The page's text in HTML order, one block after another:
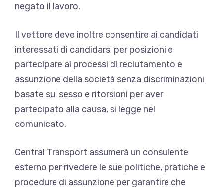
negato il lavoro.
Il vettore deve inoltre consentire ai candidati
interessati di candidarsi per posizioni e
partecipare ai processi di reclutamento e
assunzione della società senza discriminazioni
basate sul sesso e ritorsioni per aver
partecipato alla causa, si legge nel
comunicato.
Central Transport assumerà un consulente
esterno per rivedere le sue politiche, pratiche e
procedure di assunzione per garantire che